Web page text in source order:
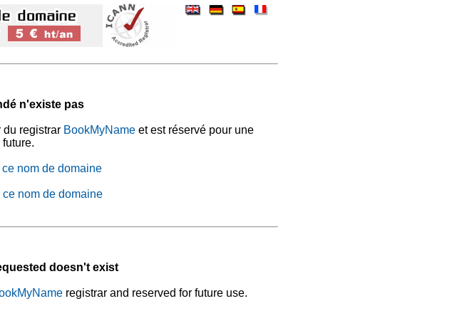
n'existe pas
du registrar BookMyName et est réservé pour une
nom de domaine
nom de domaine
doesn't exist
registrar and reserved for future use.